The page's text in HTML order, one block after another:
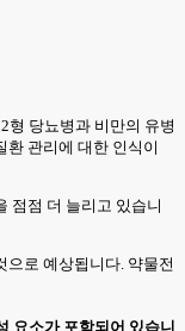
형 당뇨병과 비만의 유병
환 관리에 대한 인식이
점점 더 늘리고 있습니
으로 예상됩니다. 약물전
요소가 포함되어 있습니